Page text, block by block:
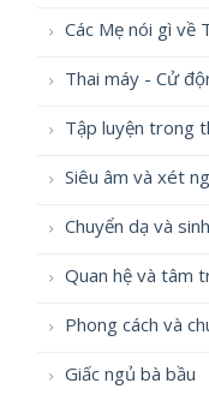
Các Mẹ nói gì về
Thai máy - Cử
Tập luyện trong
Siêu âm và xét
Chuyển dạ và
Quan hệ và tâm
Phong cách và
Giấc ngủ bà bầu